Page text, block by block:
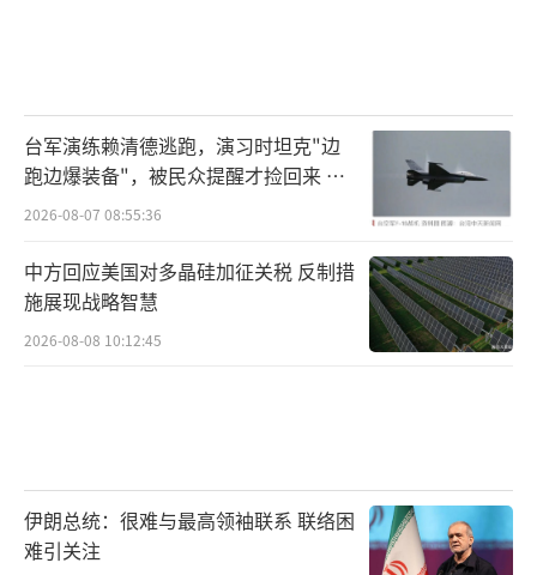
民化的威胁正在持续加剧。在金融危机持续冲
击下，日本众多知名企业濒临破产边缘，中国
资本可能借此机会收购包括索尼、东芝在内的
关键企业，致使这些传统日系品牌逐步失去原
有的技术特色和市场定位。采取折中方案或许
是日本寻求生存空间的可行之道。通过修改宪
法第九条并退出美日安保条约，日本可能选择
如果日本决定加入区域全面经济伙伴关系协
定，其经济体系将与中国市场形成深度捆绑，
台军演练赖清德逃跑，演习时坦克"边
跑边爆装备"，被民众提醒才捡回来 演
习状况频出引发关注
2026-08-07 08:55:36
中方回应美国对多晶硅加征关税 反制措
施展现战略智慧
2026-08-08 10:12:45
伊朗总统：很难与最高领袖联系 联络困
难引关注